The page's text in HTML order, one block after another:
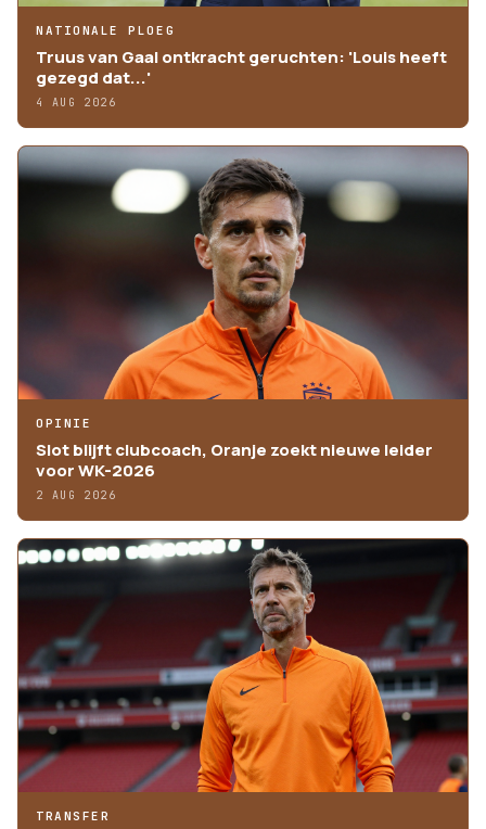
NATIONALE PLOEG
Truus van Gaal ontkracht geruchten: 'Louis heeft
gezegd dat...'
4 AUG 2026
OPINIE
Slot blijft clubcoach, Oranje zoekt nieuwe leider
voor WK-2026
2 AUG 2026
TRANSFER